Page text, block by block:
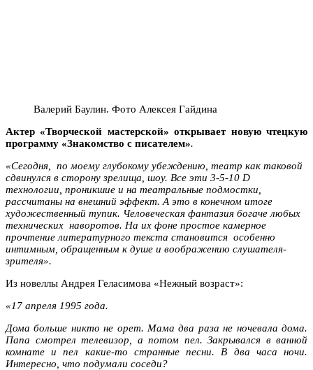
Валерий Баулин. Фото Алексея Гайдина
Актер «Творческой мастерской» открывает новую чтецкую
программу «Знакомство с писателем».
«Сегодня, по моему глубокому убеждению, театр как таковой
сдвинулся в сторону зрелища, шоу. Все эти 3-5-10 D
технологии, проникшие и на театральные подмостки,
рассчитаны на внешний эффект. А это в конечном итоге
художественный тупик. Человеческая фантазия богаче любых
технических наворотов. На их фоне простое камерное
прочтение литературного текста становится особенно
интимным, обращенным к душе и воображению слушателя-
зрителя».
Из новеллы Андрея Геласимова «Нежный возраст»:
«17 апреля 1995 года.
Дома больше никто не орет. Мама два раза не ночевала дома.
Папа смотрел телевизор, а потом пел. Закрывался в ванной
комнате и пел какие-то странные песни. В два часа ночи.
Интересно, что подумали соседи?